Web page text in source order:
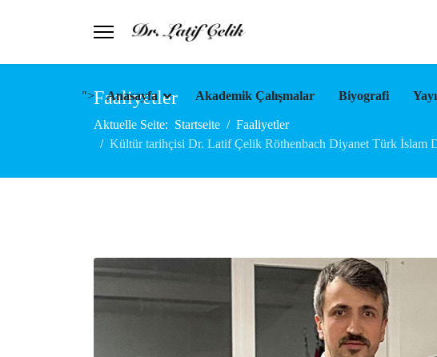
"> Anasayfa Akademik Çalışmalar Biyografi
Faaliyetler
Aktuelle Seite: Startseite
Faaliyetler
Kültür tarihçisi Dr. Latif Çelik Röthenbach Diyanet Türk İslam